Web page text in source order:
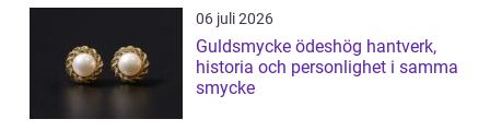
06 juli 2026
Guldsmycke ödeshög hantverk,
historia och personlighet i samma
smycke